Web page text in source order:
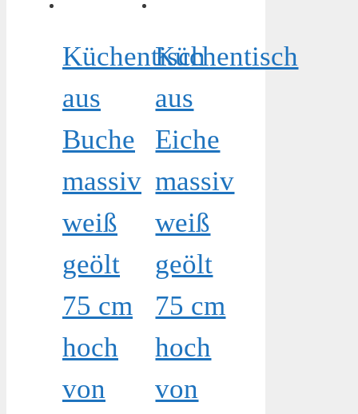
Küchentisch
aus
Buche
massiv
weiß
geölt
75 cm
hoch
von
Küchentisch
aus
Eiche
massiv
weiß
geölt
75 cm
hoch
von